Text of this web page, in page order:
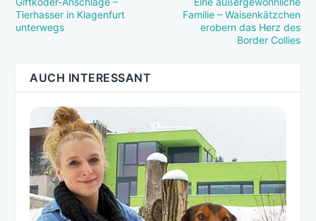
Tierhasser in Klagenfurt
unterwegs
Familie – Waisenkätzchen
erobern das Herz des
Border Collies
AUCH INTERESSANT